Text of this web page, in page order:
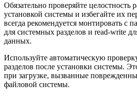
Обязательно проверяйте целостность
установкой системы и избегайте их
всегда рекомендуется монтировать с
для системных разделов и read-write
данных.
Используйте автоматическую
разделов после установки системы.
при загрузке, вызванные
файловой системы.